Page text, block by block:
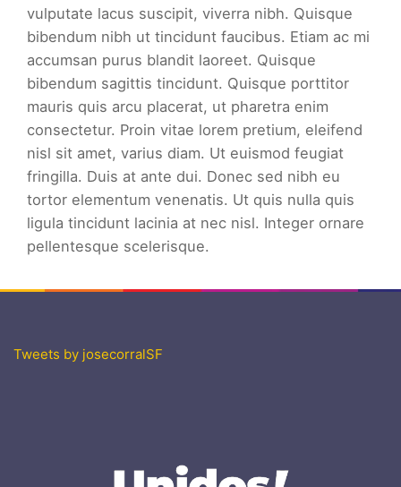
vulputate lacus suscipit, viverra nibh. Quisque
bibendum nibh ut tincidunt faucibus. Etiam ac mi
accumsan purus blandit laoreet. Quisque
bibendum sagittis tincidunt. Quisque porttitor
mauris quis arcu placerat, ut pharetra enim
consectetur. Proin vitae lorem pretium, eleifend
nisl sit amet, varius diam. Ut euismod feugiat
fringilla. Duis at ante dui. Donec sed nibh eu
tortor elementum venenatis. Ut quis nulla quis
ligula tincidunt lacinia at nec nisl. Integer ornare
pellentesque scelerisque.
Tweets by josecorralSF